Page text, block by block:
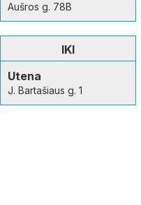
Aušros g. 78B
IKI
Utena
J. Bartašiaus g. 1